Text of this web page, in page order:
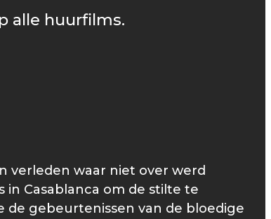
alle huurfilms.
verleden waar niet over werd
Casablanca om de stilte te
gebeurtenissen van de bloedige